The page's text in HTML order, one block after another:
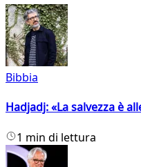
Bibbia
Hadjadj: «La salvezza è
1 min di lettura